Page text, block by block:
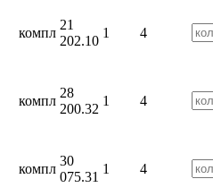
компл
21
202.10
1 4
компл
28
200.32
1 4
компл
30
075.31
1 4